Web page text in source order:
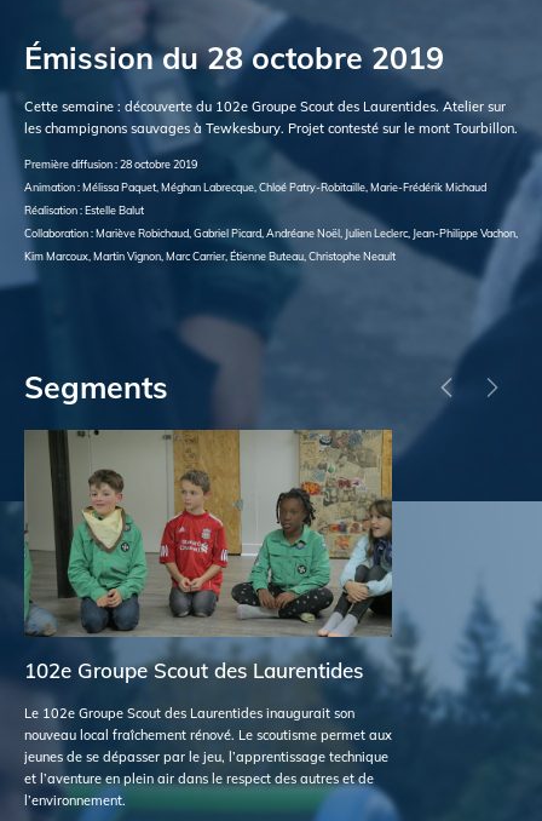
Émission du 28 octobre 2019
Cette semaine : découverte du 102e Groupe Scout des Laurentides. Atelier sur
les champignons sauvages à Tewkesbury. Projet contesté sur le mont Tourbillon.
Première diffusion : 28 octobre 2019
Animation : Mélissa Paquet, Méghan Labrecque, Chloé Patry-Robitaille, Marie-Frédérik Michaud
Réalisation : Estelle Balut
Collaboration : Mariève Robichaud, Gabriel Picard, Andréane Noël, Julien Leclerc, Jean-Philippe Vachon,
Kim Marcoux, Martin Vignon, Marc Carrier, Étienne Buteau, Christophe Neault
Segments
102e Groupe Scout des Laurentides
Le 102e Groupe Scout des Laurentides inaugurait son
nouveau local fraîchement rénové. Le scoutisme permet aux
jeunes de se dépasser par le jeu, l’apprentissage technique
et l’aventure en plein air dans le respect des autres et de
l’environnement.
à